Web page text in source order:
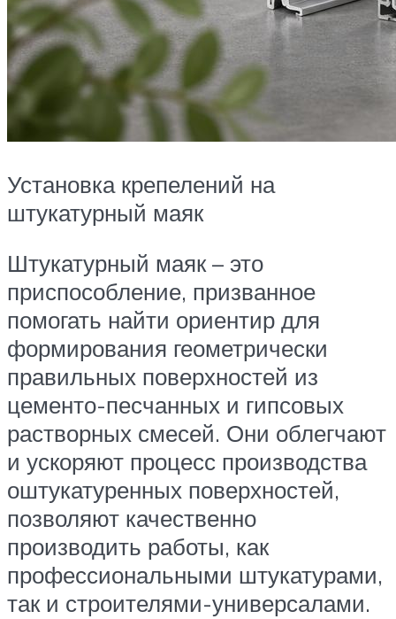
Установка крепелений на
штукатурный маяк
Штукатурный маяк – это
приспособление, призванное
помогать найти ориентир для
формирования геометрически
правильных поверхностей из
цементо-песчанных и гипсовых
растворных смесей. Они облегчают
и ускоряют процесс производства
оштукатуренных поверхностей,
позволяют качественно
производить работы, как
профессиональными штукатурами,
так и строителями-универсалами.